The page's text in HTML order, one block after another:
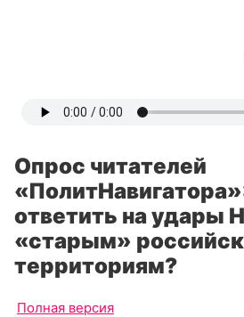
Опрос читателей
ответить на удары
«старым»
территориям?
Полная версия